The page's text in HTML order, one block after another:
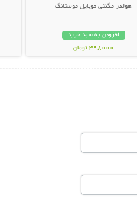
هولدر مگنتی موبایل موستانگ
افزودن به سبد خرید
398000 تومان